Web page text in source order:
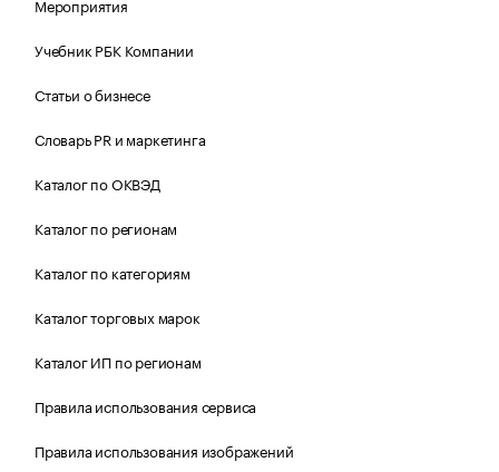
Мероприятия
Учебник РБК Компании
Статьи о бизнесе
Словарь PR и маркетинга
Каталог по ОКВЭД
Каталог по регионам
Каталог по категориям
Каталог торговых марок
Каталог ИП по регионам
Правила использования сервиса
Правила использования изображений